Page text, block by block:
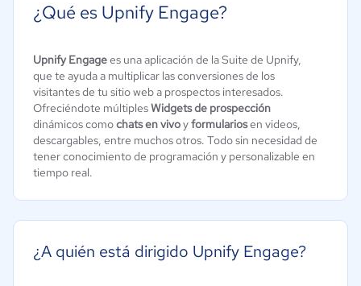
¿Qué es Upnify Engage?
Upnify Engagees una aplicación de la Suite de Upnify,
que te ayuda a multiplicar las conversiones de los
visitantes de tu sitio web a prospectos interesados.
Ofreciéndote múltiplesWidgets de prospección
dinámicos comochats en vivoyformulariosen videos,
descargables, entre muchos otros. Todo sin necesidad de
tener conocimiento de programación y personalizable en
tiempo real.
¿A quién está dirigido Upnify Engage?